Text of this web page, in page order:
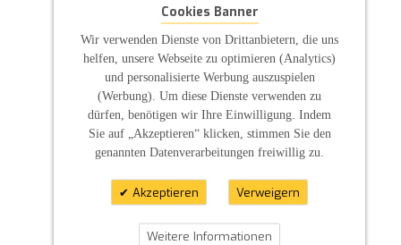
Cookies Banner
Wir verwenden Dienste von Drittanbietern, die uns
helfen, unsere Webseite zu optimieren (Analytics)
und personalisierte Werbung auszuspielen
(Werbung). Um diese Dienste verwenden zu
dürfen, benötigen wir Ihre Einwilligung. Indem
Sie auf „Akzeptieren“ klicken, stimmen Sie den
genannten Datenverarbeitungen freiwillig zu.
Akzeptieren Verweigern
Weitere Informationen